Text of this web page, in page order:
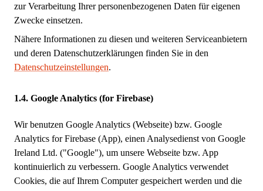
zur Verarbeitung Ihrer personenbezogenen Daten für eigenen
Zwecke einsetzen.
Nähere Informationen zu diesen und weiteren Serviceanbietern
und deren Datenschutzerklärungen finden Sie in den
Datenschutzeinstellungen.
Google Analytics (for Firebase)
Wir benutzen Google Analytics (Webseite) bzw. Google
Analytics for Firebase (App), einen Analysedienst von Google
Ireland Ltd. ("Google"), um unsere Webseite bzw. App
kontinuierlich zu verbessern. Google Analytics verwendet
Cookies, die auf Ihrem Computer gespeichert werden und die